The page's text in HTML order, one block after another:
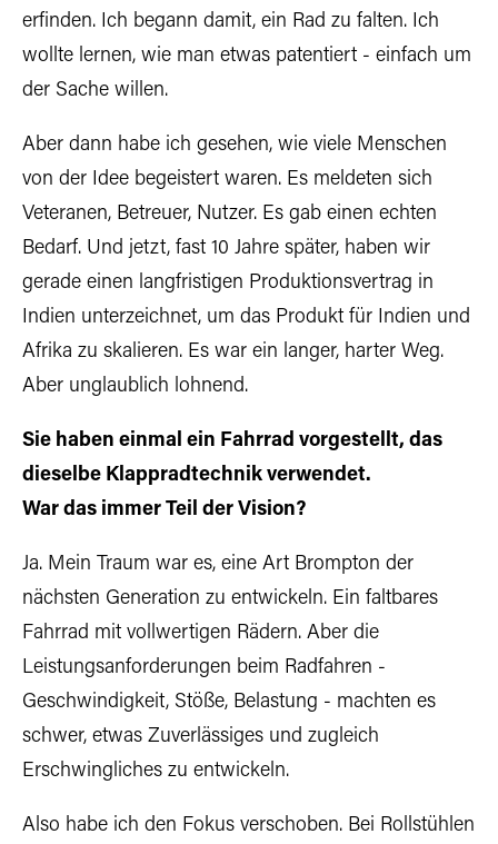
erfinden. Ich begann damit, ein Rad zu falten. Ich
wollte lernen, wie man etwas patentiert - einfach um
der Sache willen.
Aber dann habe ich gesehen, wie viele Menschen
von der Idee begeistert waren. Es meldeten sich
Veteranen, Betreuer, Nutzer. Es gab einen echten
Bedarf. Und jetzt, fast 10 Jahre später, haben wir
gerade einen langfristigen Produktionsvertrag in
Indien unterzeichnet, um das Produkt für Indien und
Afrika zu skalieren. Es war ein langer, harter Weg.
Aber unglaublich lohnend.
Sie haben einmal ein Fahrrad vorgestellt, das
dieselbe Klappradtechnik verwendet.
War das immer Teil der Vision?
Ja. Mein Traum war es, eine Art Brompton der
nächsten Generation zu entwickeln. Ein faltbares
Fahrrad mit vollwertigen Rädern. Aber die
Leistungsanforderungen beim Radfahren -
Geschwindigkeit, Stöße, Belastung - machten es
schwer, etwas Zuverlässiges und zugleich
Erschwingliches zu entwickeln.
Also habe ich den Fokus verschoben. Bei Rollstühlen